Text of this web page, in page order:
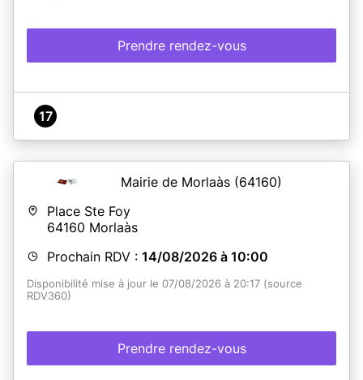
Prendre rendez-vous
17
Mairie de Morlaàs (64160)
Place Ste Foy
64160 Morlaàs
Prochain RDV : 14/08/2026 à 10:00
Disponibilité mise à jour le 07/08/2026 à 20:17 (source
RDV360)
Prendre rendez-vous